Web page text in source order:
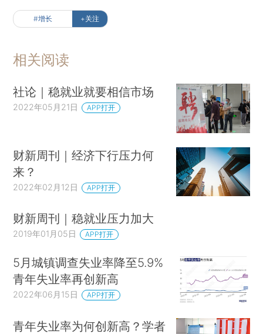
#增长 +关注
相关阅读
社论｜稳就业就要相信市场
2022年05月21日 APP打开
财新周刊｜经济下行压力何
来？
2022年02月12日 APP打开
财新周刊｜稳就业压力加大
2019年01月05日 APP打开
5月城镇调查失业率降至5.9%
青年失业率再创新高
2022年06月15日 APP打开
青年失业率为何创新高？学者